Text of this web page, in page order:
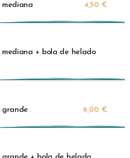
4,50 €
+ bola de helado
grande 6,00 €